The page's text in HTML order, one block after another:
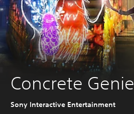
Concrete Genie
Sony Interactive Entertainment